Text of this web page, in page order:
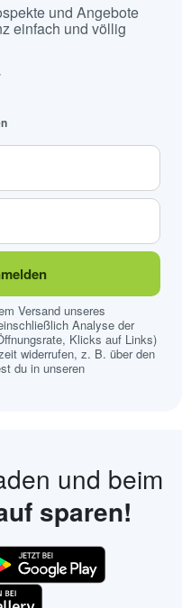
und Angebote
einfach und völlig
Versand unseres
Analyse der
Klicks auf Links)
widerrufen, z. B. über den
du in unseren
und beim
sparen!